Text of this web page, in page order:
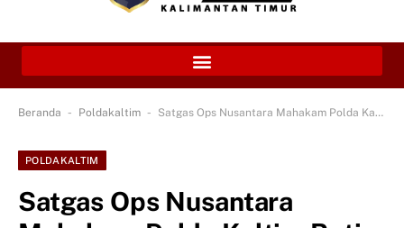
Beranda - Poldakaltim - Satgas Ops Nusantara Mahakam Polda Kaltim Rutin Lakukan Pengawasan, Pembangunan Hotel Nusantara di IKN Berjalan Lancar
POLDAKALTIM
Satgas Ops Nusantara